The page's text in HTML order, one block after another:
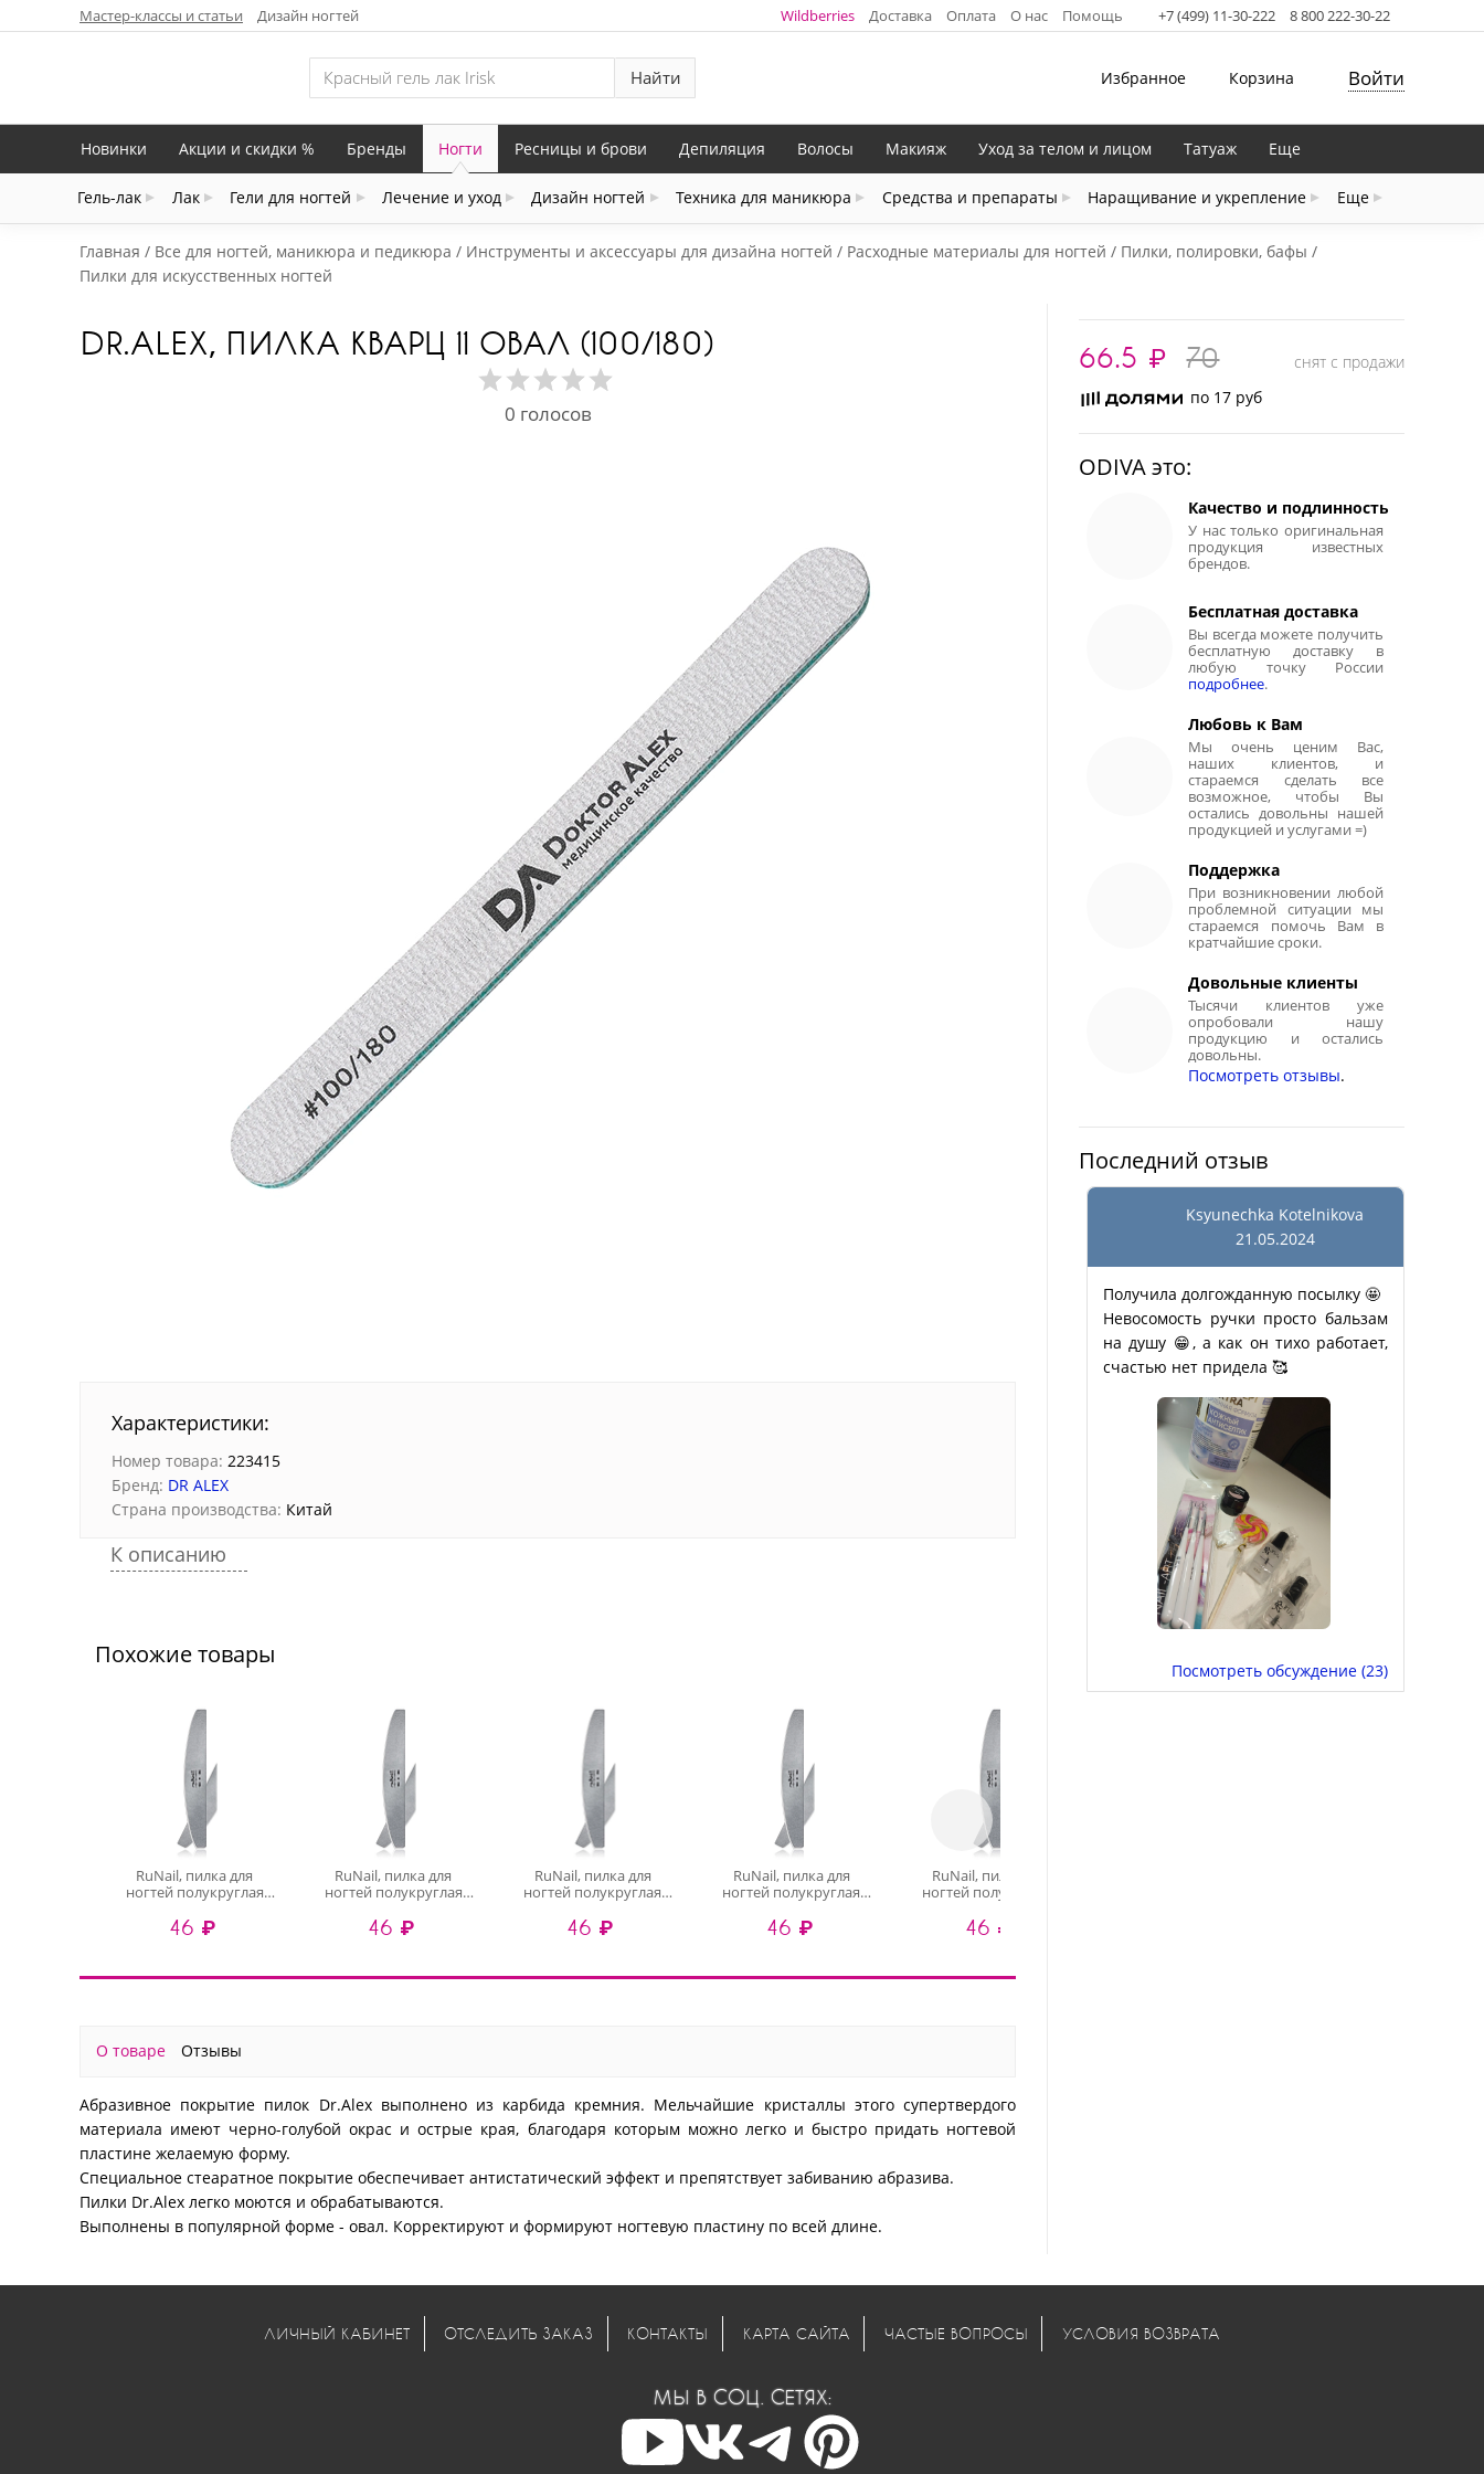
Мастер-классы и статьи Дизайн ногтей Wildberries Доставка Оплата О нас Помощь +7 (499) 11-30-222 8 800 222-30-22
Найти Избранное Корзина Войти
Новинки Акции и скидки % Бренды Ногти
Гель-лак Лак Гели для ногтей Лечение и уход Дизайн ногтей Техника для маникюра Средства и препараты Наращивание и укрепление Еще
Ресницы и брови Депиляция Волосы Макияж Уход за телом и лицом Татуаж Еще
Главная Все для ногтей, маникюра и педикюра Инструменты и аксессуары для дизайна ногтей Расходные материалы для ногтей
Пилки, полировки, бафы
Пилки для искусственных ногтей
DR.ALEX, ПИЛКА КВАРЦ 11 ОВАЛ (100/180)
0 голосов
Характеристики:
Номер товара: 223415
Бренд: DR ALEX
Страна производства: Китай
К описанию
Похожие товары
RuNail, пилка для
ногтей полукруглая
46 ₽
RuNail, пилка для
ногтей полукруглая
46 ₽
RuNail, пилка для
ногтей полукруглая
46 ₽
RuNail, пилка для
ногтей полукруглая
46 ₽
RuNail, пилка для
ногтей полукруглая
46 ₽
О товаре Отзывы
Абразивное покрытие пилок Dr.Alex выполнено из карбида кремния. Мельчайшие кристаллы этого супертвердого
материала имеют черно-голубой окрас и острые края, благодаря которым можно легко и быстро придать ногтевой
пластине желаемую форму.
Специальное стеаратное покрытие обеспечивает антистатический эффект и препятствует забиванию абразива.
Пилки Dr.Alex легко моются и обрабатываются.
Выполнены в популярной форме - овал. Корректируют и формируют ногтевую пластину по всей длине.
66.5 ₽ 70
снят с продажи
по 17 руб
ODIVA это:
Качество и подлинность
У нас только оригинальная
продукция известных
брендов.
Бесплатная доставка
Вы всегда можете получить
бесплатную доставку в
любую точку России
подробнее.
Любовь к Вам
Мы очень ценим Вас,
наших клиентов, и
стараемся сделать все
возможное, чтобы Вы
остались довольны нашей
продукцией и услугами =)
Поддержка
При возникновении любой
проблемной ситуации мы
стараемся помочь Вам в
кратчайшие сроки.
Довольные клиенты
Тысячи клиентов уже
опробовали нашу
продукцию и остались
довольны.
Посмотреть отзывы.
Последний отзыв
Ksyunechka Kotelnikova
21.05.2024
Получила долгожданную посылку 🤩
Невосомость ручки просто бальзам
на душу 😁, а как он тихо работает,
счастью нет придела 🥰
Посмотреть обсуждение (23)
ЛИЧНЫЙ КАБИНЕТ ОТСЛЕДИТЬ ЗАКАЗ КОНТАКТЫ КАРТА САЙТА ЧАСТЫЕ ВОПРОСЫ УСЛОВИЯ ВОЗВРАТА
МЫ В СОЦ. СЕТЯХ: